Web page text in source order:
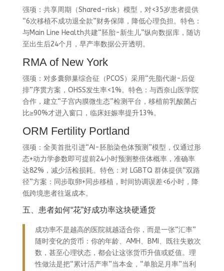
强项：共享周期（Shared-risk）模型，对<35岁患者提供
“6次移植不成功退全款”财务保障，降低心理负担。特色：
与Main Line Health共建“胚胎-新生儿”纵向数据库，随访
至出生后24个月，早产率数据公开透明。
RMA of New York
强项：对多囊卵巢综合征（PCOS）采用“先脂代谢-后促
排”序贯方案，OHSS发生率<1%。特色：与西奈山医学院
合作，建立“子宫内膜微生态”检测平台，移植前乳酸菌占
比≥90%才进入窗口，临床妊娠率提升13%。
ORM Fertility Portland
强项：全美首批引进“AI-胚胎染色体预测”模型，仅通过形
态+动力学参数即可提前24小时预测整倍体概率，准确率
达82%，减少活检损耗。特色：对 LGBTQ 群体提供“双路
径”方案：同步取卵+同步移植，时间协调误差<6小时，降
低跨境患者往返成本。
五、患者如何“花”好成功率这块硬通货
成功率不是越高的医院就越适合你，而是一张“汇率”
随时变化的货币：你的年龄、AMH、BMI、既往失败次
数，甚至心理状态，都会让这张货币升值或贬值。理
性做法是把“累计活产率”当本金，“单胎足月率”当利